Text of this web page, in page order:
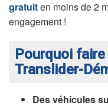
gratuiten moins de 2
engagement !
Pourquoi
Translider-
Des véhicules